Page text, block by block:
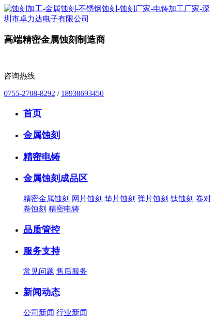
高端精密金属蚀刻制造商
咨询热线
0755-2708-8292 / 18938693450
首页
金属蚀刻
精密电铸
金属蚀刻成品区
精密金属蚀刻 网片蚀刻 垫片蚀刻 弹片蚀刻 钛蚀刻 卷对
卷蚀刻 精密电铸
品质管控
服务支持
常见问题 售后服务
新闻动态
公司新闻 行业新闻